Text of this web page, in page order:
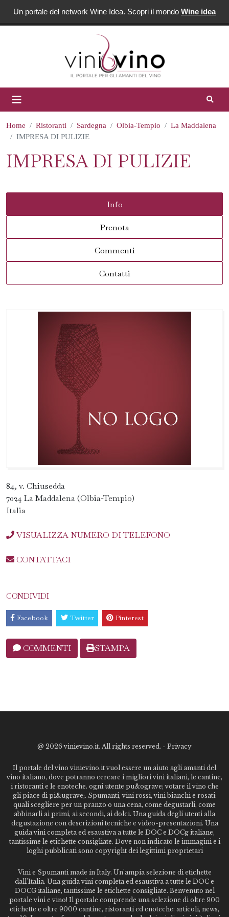
Un portale del network Wine Idea. Scopri il mondo Wine idea
Home Ristoranti Sardegna Olbia-Tempio
La Maddalena
IMPRESA DI PULIZIE
IMPRESA DI PULIZIE
Info
Prenota
Commenti
Contatti
84, v. Chiusedda
7024 La Maddalena (Olbia-Tempio)
Italia
VISUALIZZA NUMERO DI TELEFONO
CONTATTACI
CONDIVIDI
Facebook Twitter Pinterest
COMMENTI STAMPA
@ 2026 vinievino.it. All rights reserved. - Privacy
Il portale del vino vinievino.it vuol essere un aiuto agli amanti del
vino italiano, dove potranno cercare i migliori vini italiani, le cantine,
i ristoranti e le enoteche. ogni utente pu&ograve; votare il vino che
gli piace di pi&ugrave;. Spumanti, vini rossi, vini bianchi e rosati:
quali scegliere per un pranzo o una cena, come degustarli, come
abbinarli ai primi, ai secondi, ai dolci. Una guida degli utenti alla
degustazione con descrizioni tecniche e video-presentazioni. Una
guida vini completa ed esaustiva a tutte le DOC e DOCg italiane,
tantissime le etichette consigliate. Dove non indicato le immagini e i
loghi pubblicati sono copyright dei legittimi proprietari
Vini e Spumanti made in Italy. Un'ampia selezione di etichette
dall'Italia. Una guida vini completa ed esaustiva a tutte le DOC e
DOCG italiane, tantissime le etichette consigliate. Benvenuto nel
portale vini e vino! Il portale comprende una selezione di oltre 900
etichette e oltre 9000 cantine, ristoranti ed enoteche: articoli, news,